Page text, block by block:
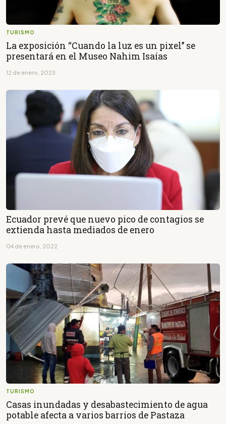
TURISMO
La exposición ‘‘Cuando la luz es un pixel’’ se
presentará en el Museo Nahim Isaías
12 de enero, 2023
Ecuador prevé que nuevo pico de contagios se
extienda hasta mediados de enero
04 de enero, 2022
TURISMO
Casas inundadas y desabastecimiento de agua
potable afecta a varios barrios de Pastaza